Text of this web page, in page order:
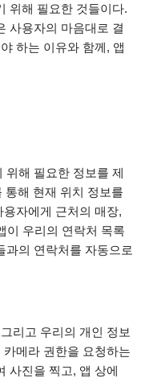
위해 필요한 것들이다.
사용자의 마음대로 결
하는 이유와 함께, 앱
위해 필요한 정보를 제
통해 현재 위치 정보를
자에게 근처의 매장,
이 우리의 연락처 목록
과의 연락처를 자동으로
리고 우리의 개인 정보
메라 권한을 요청하는
사진을 찍고, 앱 상에